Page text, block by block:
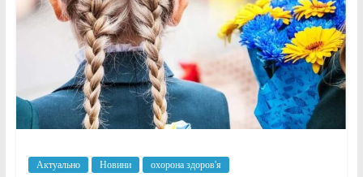
Актуально Новини охорона здоров'я